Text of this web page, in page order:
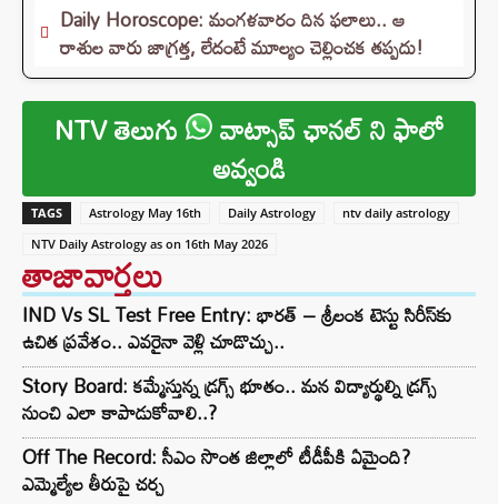
Daily Horoscope: మంగళవారం దిన ఫలాలు.. ఆ
రాశుల వారు జాగ్రత్త, లేదంటే మూల్యం చెల్లించక తప్పదు!
NTV తెలుగు వాట్సాప్ ఛానల్ ని ఫాలో
అవ్వండి
TAGS Astrology May 16th Daily Astrology
ntv daily astrology
NTV Daily Astrology as on 16th May 2026
తాజావార్తలు
IND Vs SL Test Free Entry: భారత్ – శ్రీలంక టెస్టు సిరీస్‌కు
ఉచిత ప్రవేశం.. ఎవరైనా వెళ్లి చూడొచ్చు..
Story Board: కమ్మేస్తున్న డ్రగ్స్ భూతం.. మన విద్యార్థుల్ని డ్రగ్స్
నుంచి ఎలా కాపాడుకోవాలి..?
Off The Record: సీఎం సొంత జిల్లాలో టీడీపీకి ఏమైంది?
ఎమ్మెల్యేల తీరుపై చర్చ